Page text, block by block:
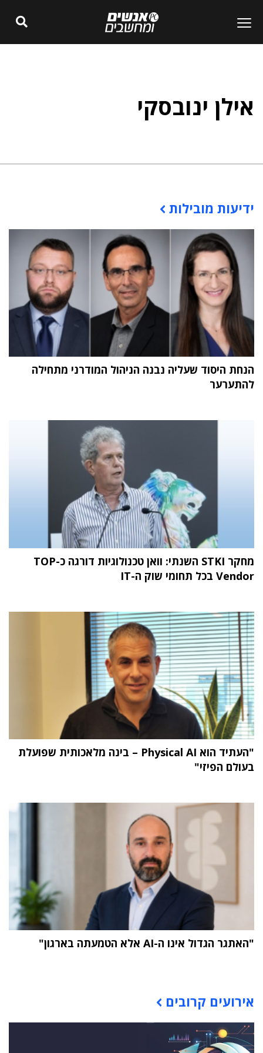
אילן ינובסקי
תוכן פרסומי
ידיעות מובילות
הנחת היסוד שעליה נבנה הניהול המודרני מתחילה
להתערער
מחקר STKI השנתי: וואן טכנולוגיות דורגה כ-TOP
Vendor בכל תחומי שוק ה-IT
"העתיד הוא Physical AI – בינה מלאכותית שפועלת
בעולם הפיזי"
"האתגר הגדול אינו ה-AI אלא הטמעתה בארגון"
אירועים קרובים